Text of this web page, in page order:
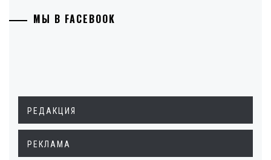
МЫ В FACEBOOK
РЕДАКЦИЯ
РЕКЛАМА